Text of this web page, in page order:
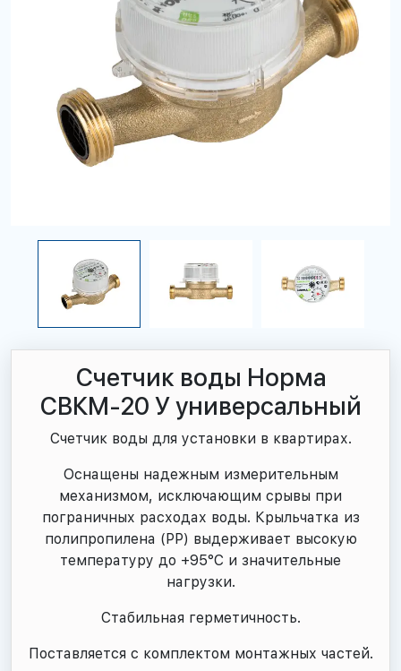
Счетчик воды Норма
СВКМ-20 У универсальный
Счетчик воды для установки в квартирах.
Оснащены надежным измерительным
механизмом, исключающим срывы при
пограничных расходах воды. Крыльчатка из
полипропилена (PP) выдерживает высокую
температуру до +95°С и значительные
нагрузки.
Стабильная герметичность.
Поставляется с комплектом монтажных частей.